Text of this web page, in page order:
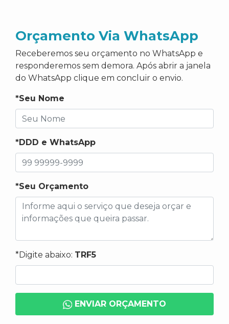
Orçamento Via WhatsApp
Receberemos seu orçamento no WhatsApp e
responderemos sem demora. Após abrir a janela
do WhatsApp clique em concluir o envio.
*Seu Nome
*DDD e WhatsApp
*Seu Orçamento
*Digite abaixo: TRF5
ENVIAR ORÇAMENTO